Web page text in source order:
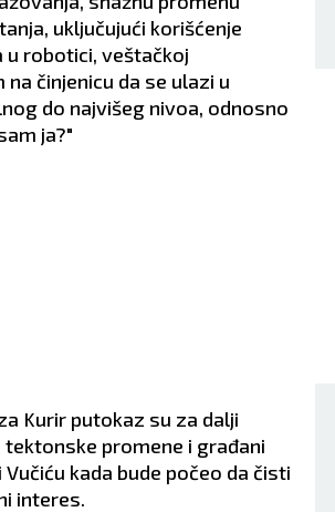
uključujući korišćenje
u robotici, veštačkoj
činjenicu da se ulazi u
do najvišeg nivoa, odnosno
ja?"
Kurir putokaz su za dalji
promene i građani
kada bude počeo da čisti
interes.